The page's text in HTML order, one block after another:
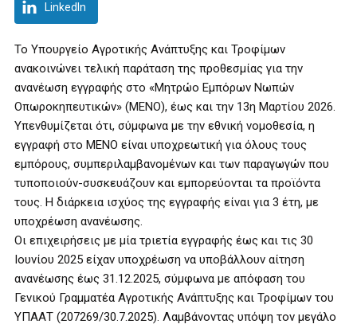
LinkedIn
Το Υπουργείο Αγροτικής Ανάπτυξης και Τροφίμων
ανακοινώνει τελική παράταση της προθεσμίας για την
ανανέωση εγγραφής στο «Μητρώο Εμπόρων Νωπών
Οπωροκηπευτικών» (ΜΕΝΟ), έως και την 13η Μαρτίου 2026.
Υπενθυμίζεται ότι, σύμφωνα με την εθνική νομοθεσία, η
εγγραφή στο ΜΕΝΟ είναι υποχρεωτική για όλους τους
εμπόρους, συμπεριλαμβανομένων και των παραγωγών που
τυποποιούν-συσκευάζουν και εμπορεύονται τα προϊόντα
τους. Η διάρκεια ισχύος της εγγραφής είναι για 3 έτη, με
υποχρέωση ανανέωσης.
Οι επιχειρήσεις με μία τριετία εγγραφής έως και τις 30
Ιουνίου 2025 είχαν υποχρέωση να υποβάλλουν αίτηση
ανανέωσης έως 31.12.2025, σύμφωνα με απόφαση του
Γενικού Γραμματέα Αγροτικής Ανάπτυξης και Τροφίμων του
ΥΠΑΑΤ (207269/30.7.2025). Λαμβάνοντας υπόψη τον μεγάλο